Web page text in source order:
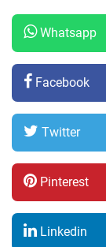
Whatsapp
Facebook
Twitter
Pinterest
Linkedin